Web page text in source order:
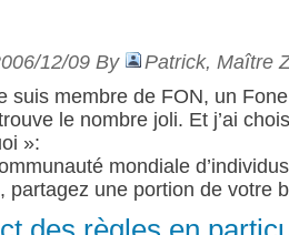
12/09 By
Patrick, Maître
suis membre de FON, un
le nombre joli. Et j’ai
»:
mondiale
partagez une portion de votre